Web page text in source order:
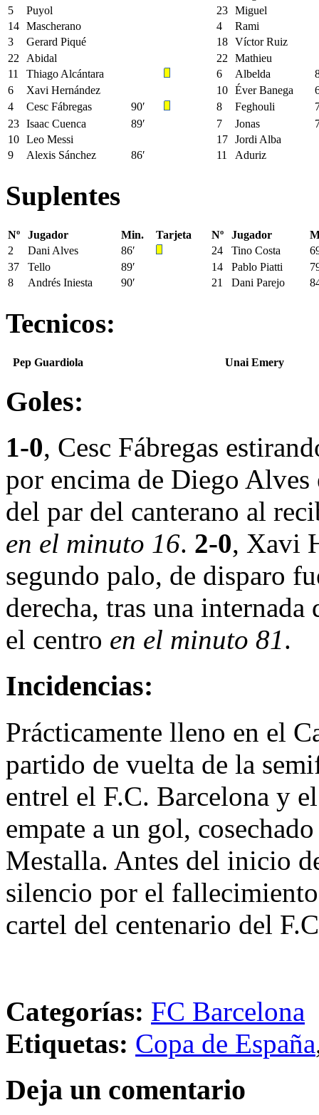
5
Puyol 23 Miguel
14 Mascherano 4
Rami
3
Gerard Piqué 18 Víctor Ruiz
22
Abidal 22
Mathieu
11
Thiago Alcántara 6 Albelda
6
Xavi Hernández 10 Éver Banega
4
Cesc Fábregas 90′ 8 Feghouli
23 Isaac Cuenca 89′ 7 Jonas
10 Leo Messi 17 Jordi Alba
9
Alexis Sánchez 86′ 11 Aduriz
Suplentes
Nº Jugador Min. Tarjeta Nº Jugador
2
Dani Alves 86′ 24 Tino Costa
37
Tello 89′ 14 Pablo Piatti
8
Andrés Iniesta 90′ 21 Dani Parejo
Tecnicos:
Pep Guardiola Unai Emery
Goles:
1-0, Cesc Fábregas
por encima de Diego
del par del canterano al
en el minuto 16. 2-0, Xavi
segundo palo, de disparo
derecha, tras una
el centro en el minuto 81.
Incidencias:
Prácticamente lleno en el
partido de vuelta de la
entrel el F.C. Barcelona y
empate a un gol,
Mestalla. Antes del inicio
silencio por el
cartel del centenario del
Categorías: FC Barcelona
Etiquetas: Copa de España
Deja un comentario